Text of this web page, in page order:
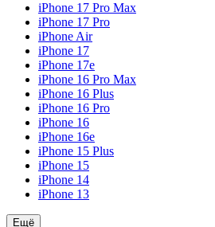
iPhone 17 Pro Max
iPhone 17 Pro
iPhone Air
iPhone 17
iPhone 17e
iPhone 16 Pro Max
iPhone 16 Plus
iPhone 16 Pro
iPhone 16
iPhone 16e
iPhone 15 Plus
iPhone 15
iPhone 14
iPhone 13
Ещё